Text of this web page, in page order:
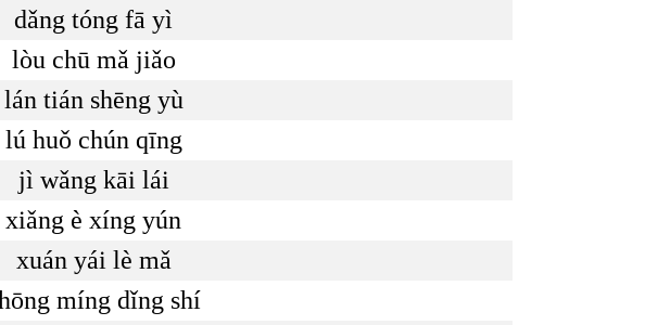
dǎng tóng fā yì
lòu chū mǎ jiǎo
lán tián shēng yù
lú huǒ chún qīng
jì wǎng kāi lái
xiǎng è xíng yún
xuán yái lè mǎ
míng dǐng shí